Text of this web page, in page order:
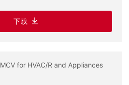
下载
for HVAC/R and Appliances